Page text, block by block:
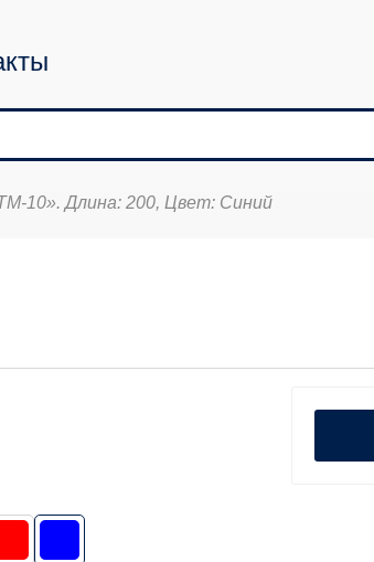
10». Длина: 200, Цвет: Синий